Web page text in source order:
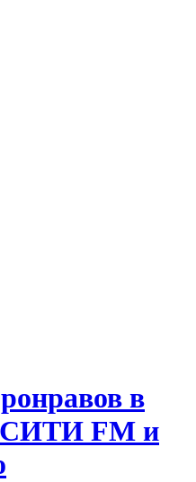
в
СИТИ FM и